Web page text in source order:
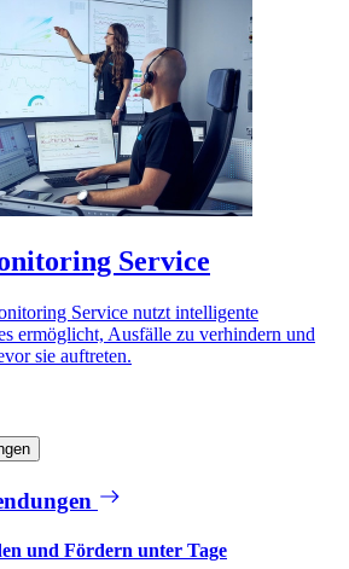
Service
Service nutzt intelligente
ermöglicht, Ausfälle zu verhindern und
sie auftreten.
und Fördern unter Tage